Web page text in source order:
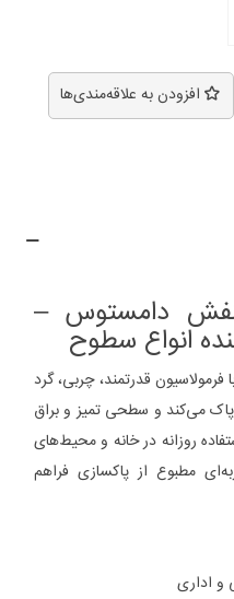
افزودن به علاقه‌مندی‌ها
دامستوس –
انواع سطوح
قدرتمند، چربی، گرد
می‌کند و سطحی تمیز و براق
روزانه در خانه و محیط‌های
مطبوع از پاکسازی فراهم
و اداری